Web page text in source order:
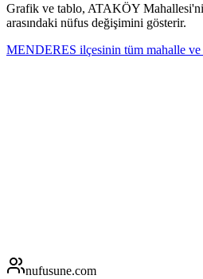
Grafik ve tablo, ATAKÖY
arasındaki nüfus değişimini gösterir.
MENDERES ilçesinin tüm mahalle
nufusune.com